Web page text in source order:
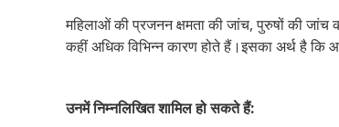
महिलाओं की प्रजनन क्षमता की जांच, पुरुषों की
कहीं अधिक विभिन्न कारण होते हैं।इसका अर्थ है कि
उनमें निम्नलिखित शामिल हो सकते हैं: